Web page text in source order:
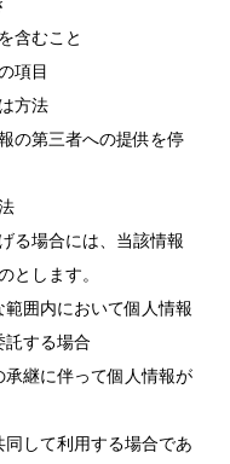
含むこと
項目
方法
の第三者への提供を停
る場合には、当該情報
とします。
囲内において個人情報
する場合
継に伴って個人情報が
して利用する場合であ